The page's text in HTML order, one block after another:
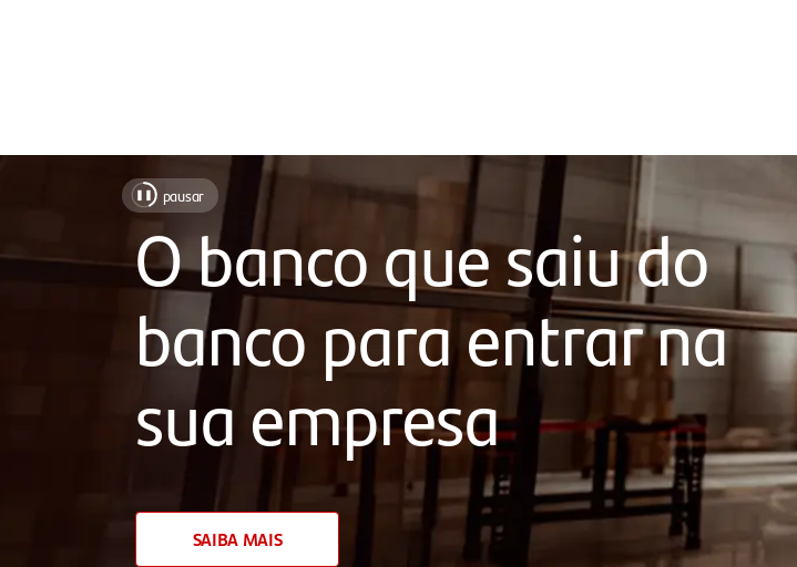
facilitar
atendimento
❚❚ pausar
O banco que saiu do
banco para entrar na
sua empresa
SAIBA MAIS